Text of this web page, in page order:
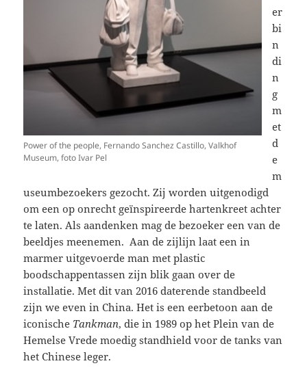
Power of the people, Fernando Sanchez Castillo, Valkhof
Museum, foto Ivar Pel
er
bi
n
di
n
g
m
et
d
e
m
useumbezoekers gezocht. Zij worden uitgenodigd
om een op onrecht geïnspireerde hartenkreet achter
te laten. Als aandenken mag de bezoeker een van de
beeldjes meenemen. Aan de zijlijn laat een in
marmer uitgevoerde man met plastic
boodschappentassen zijn blik gaan over de
installatie. Met dit van 2016 daterende standbeeld
zijn we even in China. Het is een eerbetoon aan de
iconische Tankman, die in 1989 op het Plein van de
Hemelse Vrede moedig standhield voor de tanks van
het Chinese leger.